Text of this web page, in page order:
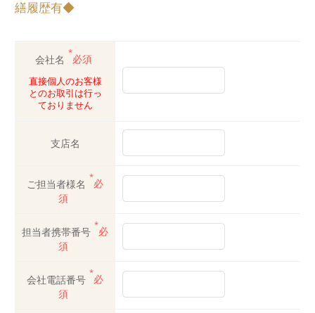
繕履歴有◆
会社名
*
必須
直接個人のお客様
とのお取引は行っ
ておりません
支店名
ご担当者様名
*
必
須
担当者携帯番号
*
必
須
会社電話番号
*
必
須